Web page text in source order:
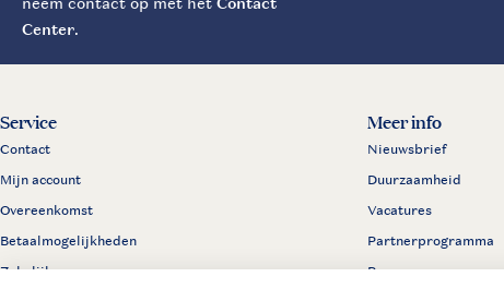
Center.
Service
Contact
Mijn account
Overeenkomst
Betaalmogelijkheden
Zakelijk
Meer info
Nieuwsbrief
Duurzaamheid
Vacatures
Partnerprogramma
Pers